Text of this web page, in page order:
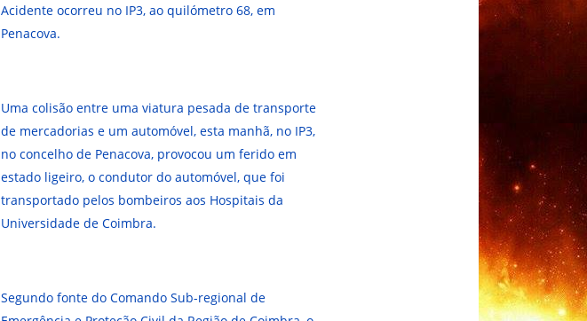
Acidente ocorreu no IP3, ao quilómetro 68, em
Penacova.
Uma colisão entre uma viatura pesada de transporte
de mercadorias e um automóvel, esta manhã, no IP3,
no concelho de Penacova, provocou um ferido em
estado ligeiro, o condutor do automóvel, que foi
transportado pelos bombeiros aos Hospitais da
Universidade de Coimbra.
Segundo fonte do Comando Sub-regional de